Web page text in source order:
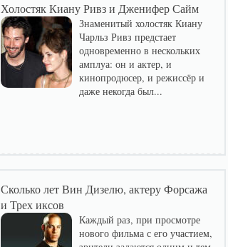
Холостяк Киану Ривз и Дженифер Сайм
Знаменитый холостяк Киану
Чарльз Ривз предстает
одновременно в нескольких
амплуа: он и актер, и
кинопродюсер, и режиссёр и
даже некогда был...
Сколько лет Вин Дизелю, актеру Форсажа
и Трех иксов
Каждый раз, при просмотре
нового фильма с его участием,